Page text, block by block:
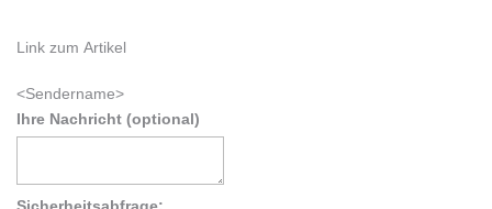
Link zum Artikel
<Sendername>
Ihre Nachricht (optional)